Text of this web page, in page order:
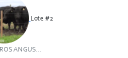
Lote #2
ANGUS...